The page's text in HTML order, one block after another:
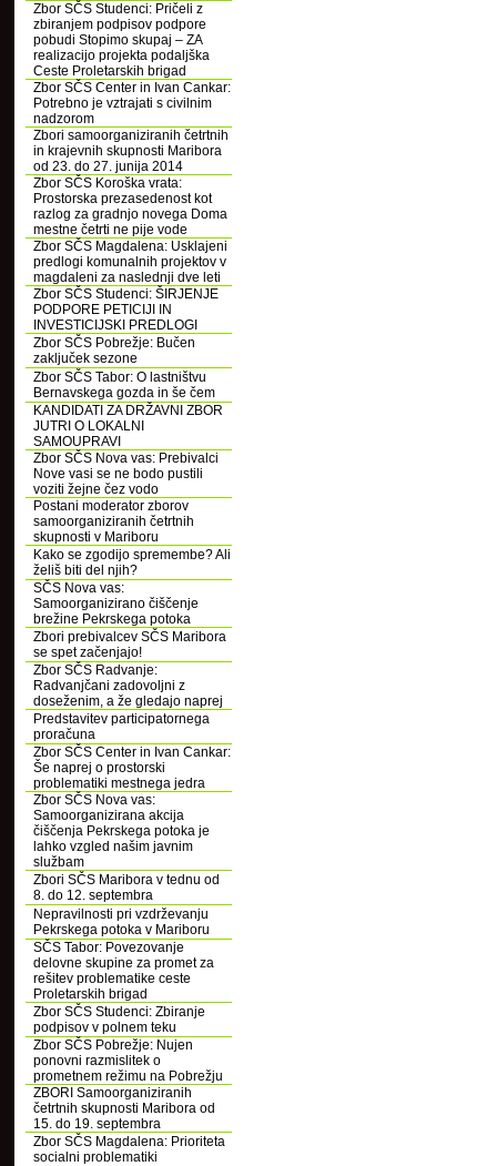
Zbor SČS Studenci: Pričeli z
zbiranjem podpisov podpore
pobudi Stopimo skupaj – ZA
realizacijo projekta podaljška
Ceste Proletarskih brigad
Zbor SČS Center in Ivan Cankar:
Potrebno je vztrajati s civilnim
nadzorom
Zbori samoorganiziranih četrtnih
in krajevnih skupnosti Maribora
od 23. do 27. junija 2014
Zbor SČS Koroška vrata:
Prostorska prezasedenost kot
razlog za gradnjo novega Doma
mestne četrti ne pije vode
Zbor SČS Magdalena: Usklajeni
predlogi komunalnih projektov v
magdaleni za naslednji dve leti
Zbor SČS Studenci: ŠIRJENJE
PODPORE PETICIJI IN
INVESTICIJSKI PREDLOGI
Zbor SČS Pobrežje: Bučen
zaključek sezone
Zbor SČS Tabor: O lastništvu
Bernavskega gozda in še čem
KANDIDATI ZA DRŽAVNI ZBOR
JUTRI O LOKALNI
SAMOUPRAVI
Zbor SČS Nova vas: Prebivalci
Nove vasi se ne bodo pustili
voziti žejne čez vodo
Postani moderator zborov
samoorganiziranih četrtnih
skupnosti v Mariboru
Kako se zgodijo spremembe? Ali
želiš biti del njih?
SČS Nova vas:
Samoorganizirano čiščenje
brežine Pekrskega potoka
Zbori prebivalcev SČS Maribora
se spet začenjajo!
Zbor SČS Radvanje:
Radvanjčani zadovoljni z
doseženim, a že gledajo naprej
Predstavitev participatornega
proračuna
Zbor SČS Center in Ivan Cankar:
Še naprej o prostorski
problematiki mestnega jedra
Zbor SČS Nova vas:
Samoorganizirana akcija
čiščenja Pekrskega potoka je
lahko vzgled našim javnim
službam
Zbori SČS Maribora v tednu od
8. do 12. septembra
Nepravilnosti pri vzdrževanju
Pekrskega potoka v Mariboru
SČS Tabor: Povezovanje
delovne skupine za promet za
rešitev problematike ceste
Proletarskih brigad
Zbor SČS Studenci: Zbiranje
podpisov v polnem teku
Zbor SČS Pobrežje: Nujen
ponovni razmislitek o
prometnem režimu na Pobrežju
ZBORI Samoorganiziranih
četrtnih skupnosti Maribora od
15. do 19. septembra
Zbor SČS Magdalena: Prioriteta
socialni problematiki